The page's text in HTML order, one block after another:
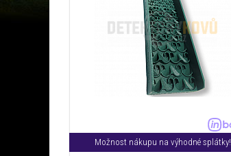
Možnost nákupu na výhodné splátky!